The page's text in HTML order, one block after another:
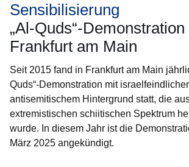
Sensibilisierung
„Al-Quds“-Demonstration
Frankfurt am Main
Seit 2015 fand in Frankfurt am Main
Quds“-Demonstration mit
antisemitischem Hintergrund statt, die
extremistischen schiitischen Spektrum
wurde. In diesem Jahr ist die
März 2025 angekündigt.